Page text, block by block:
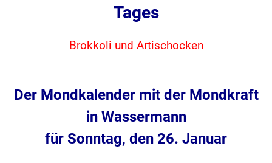
Tages
Brokkoli und Artischocken
Der Mondkalender mit der Mondkraft
in Wassermann
für Sonntag, den 26. Januar